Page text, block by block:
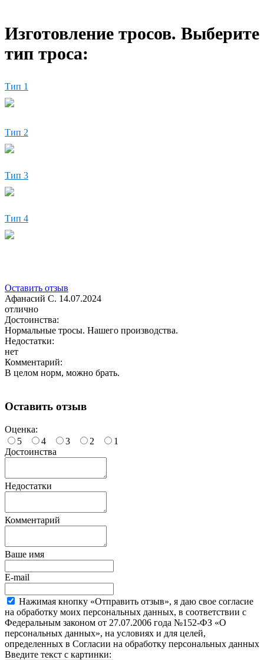
Изготовление тросов. Выберите
тип троса:
Тип 1
Тип 2
Тип 3
Тип 4
Оставить отзыв
Афанасий С. 14.07.2024
отлично
Достоинства:
Нормальные тросы. Нашего производства.
Недостатки:
нет
Комментарий:
В целом норм, можно брать.
Оставить отзыв
Оценка:
5
4 3 2
1
Достоинства
Недостатки
Комментарий
Ваше имя
E-mail
Нажимая кнопку «Отправить отзыв», я даю свое согласие
на обработку моих персональных данных, в соответствии с
Федеральным законом от 27.07.2006 года №152-ФЗ «О
персональных данных», на условиях и для целей,
определенных в Согласии на обработку персональных данных
Введите текст с картинки: